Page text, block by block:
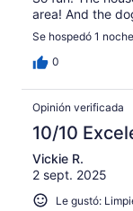
area! And the
Se hospedó 1
0
Opinión verificada
10/10
Vickie R.
2 sept. 2025
Le gustó: